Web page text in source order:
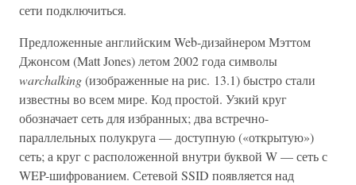
сети подключиться.
Предложенные английским Web-дизайнером Мэттом
Джонсом (Matt Jones) летом 2002 года символы
warchalking(изображенные на рис. 13.1) быстро стали
известны во всем мире. Код простой. Узкий круг
обозначает сеть для избранных; два встречно-
параллельных полукруга — доступную («открытую»)
сеть; а круг с расположенной внутри буквой W — сеть с
WEP-шифрованием. Сетевой SSID появляется над